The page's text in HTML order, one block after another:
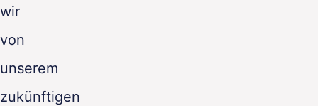
wir
von
unserem
zukünftigen